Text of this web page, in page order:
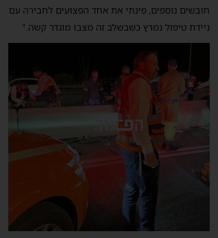
חובשים נוספים, פינתי את אחד הפצועים לחבירה עם
ניידת טיפול נמרץ כשבשלב זה מצבו מוגדר קשה."